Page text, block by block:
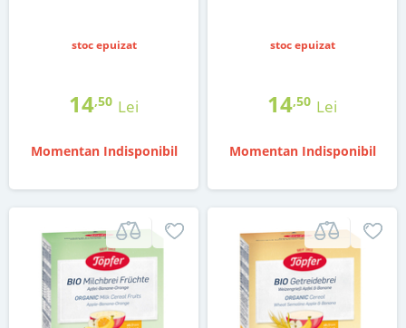
stoc epuizat
14,50 Lei
Momentan Indisponibil
stoc epuizat
14,50 Lei
Momentan Indisponibil